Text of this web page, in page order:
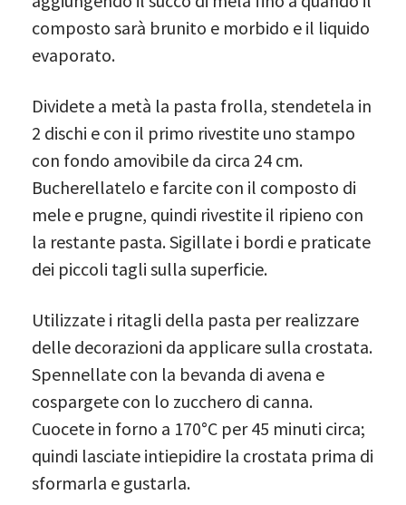
composto sarà brunito e morbido e il liquido
evaporato.
Dividete a metà la pasta frolla, stendetela in
2 dischi e con il primo rivestite uno stampo
con fondo amovibile da circa 24 cm.
Bucherellatelo e farcite con il composto di
mele e prugne, quindi rivestite il ripieno con
la restante pasta. Sigillate i bordi e praticate
dei piccoli tagli sulla superficie.
Utilizzate i ritagli della pasta per realizzare
delle decorazioni da applicare sulla crostata.
Spennellate con la bevanda di avena e
cospargete con lo zucchero di canna.
Cuocete in forno a 170°C per 45 minuti circa;
quindi lasciate intiepidire la crostata prima di
sformarla e gustarla.